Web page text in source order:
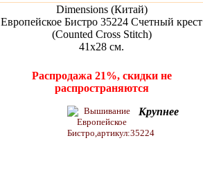
Dimensions (Китай)
Европейское Бистро 35224 Счетный крест
(Counted Cross Stitch)
41x28 см.
Распродажа 21%, скидки не
распространяются
Крупнее